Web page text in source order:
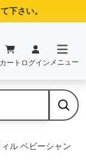
さい。
カート ログイン メニュー
ル ベビーシャン